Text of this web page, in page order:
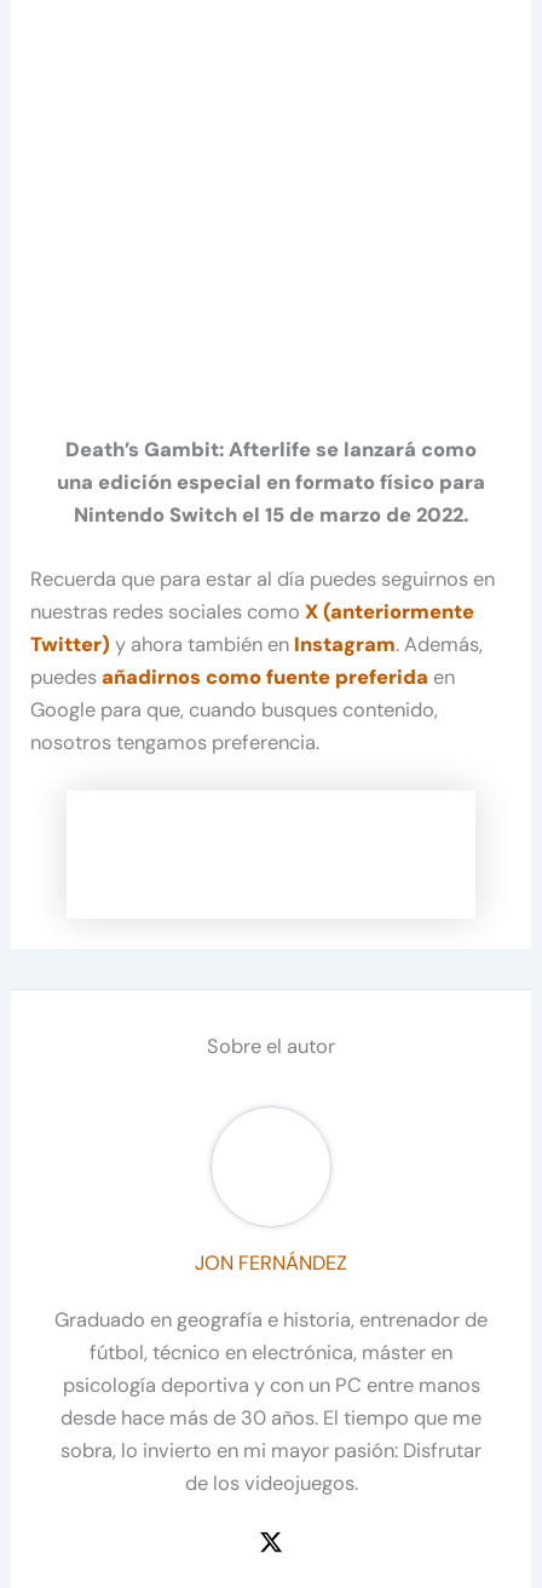
Death’s Gambit: Afterlife se lanzará como
una edición especial en formato físico para
Nintendo Switch el 15 de marzo de 2022.
Recuerda que para estar al día puedes seguirnos en
nuestras redes sociales comoX (anteriormente
Twitter) y ahora también en Instagram. Además,
puedesañadirnos como fuente preferida en
Google para que, cuando busques contenido,
nosotros tengamos preferencia.
Sobre el autor
JON FERNÁNDEZ
Graduado en geografía e historia, entrenador de
fútbol, técnico en electrónica, máster en
psicología deportiva y con un PC entre manos
desde hace más de 30 años. El tiempo que me
sobra, lo invierto en mi mayor pasión: Disfrutar
de los videojuegos.